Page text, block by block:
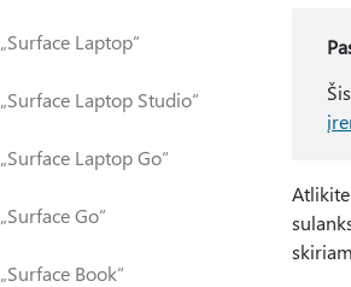
„Surface Laptop“
„Surface Laptop Studio“
„Surface Laptop Go“
„Surface Go“
„Surface Book“